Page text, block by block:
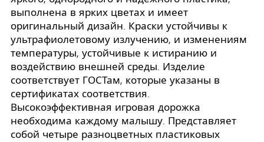
выполнена в ярких цветах и имеет
оригинальный дизайн. Краски устойчивы к
ультрафиолетовому излучению, и изменениям
температуры, устойчивые к истиранию и
воздействию внешней среды. Изделие
соответствует ГОСТам, которые указаны в
сертификатах соответствия.
Высокоэффективная игровая дорожка
необходима каждому малышу. Представляет
собой четыре разноцветных пластиковых